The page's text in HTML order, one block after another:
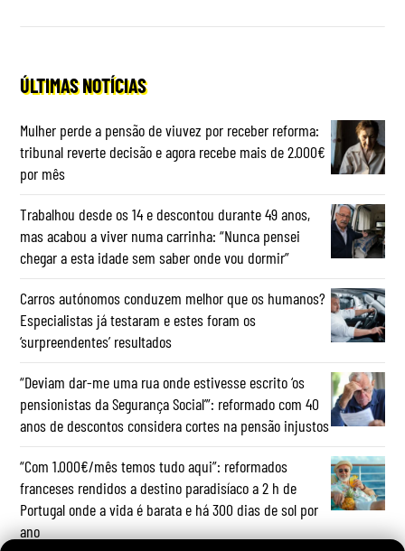
ÚLTIMAS NOTÍCIAS
Mulher perde a pensão de viuvez por receber reforma:
tribunal reverte decisão e agora recebe mais de 2.000€
por mês
Trabalhou desde os 14 e descontou durante 49 anos,
mas acabou a viver numa carrinha: “Nunca pensei
chegar a esta idade sem saber onde vou dormir”
Carros autónomos conduzem melhor que os humanos?
Especialistas já testaram e estes foram os
‘surpreendentes’ resultados
“Deviam dar-me uma rua onde estivesse escrito ‘os
pensionistas da Segurança Social’”: reformado com 40
anos de descontos considera cortes na pensão injustos
“Com 1.000€/mês temos tudo aqui”: reformados
franceses rendidos a destino paradisíaco a 2 h de
Portugal onde a vida é barata e há 300 dias de sol por
ano